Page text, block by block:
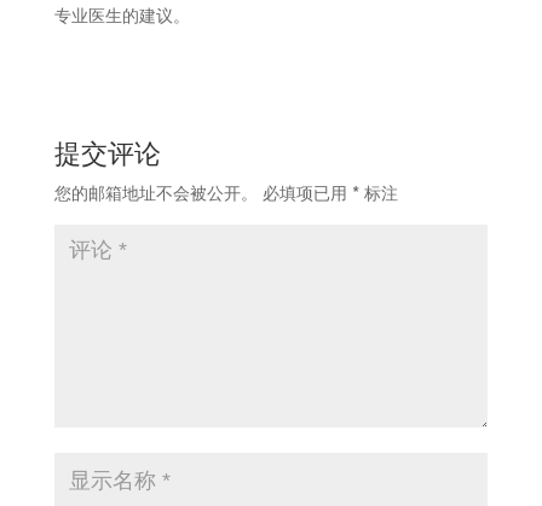
专业医生的建议。
提交评论
您的邮箱地址不会被公开。 必填项已用 *标注